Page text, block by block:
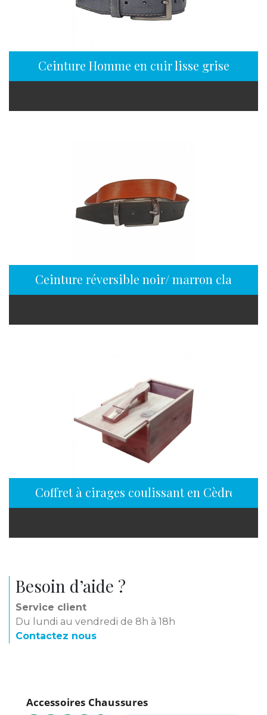
Besoin d’aide ?
Service client
Du lundi au vendredi de 8h à 18h
Contactez nous
Accessoires Chaussures
Ceinture Homme en cuir lisse grise
Ceinture réversible noir/ marron clair
Coffret à cirages coulissant en Cèdre